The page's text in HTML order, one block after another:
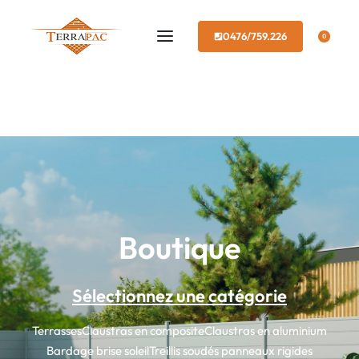
0476/759.226 0
Boutique
Sélectionnez une catégorie
TerrassesClaustras en compositeClaustras en aluminium
Bardage brise soleilTreillis soudés panneaux rigides